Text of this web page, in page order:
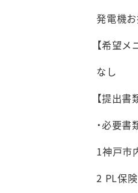
発電機
【希望メ
なし
【提出書
・必要書
1神戸市
2 PL保